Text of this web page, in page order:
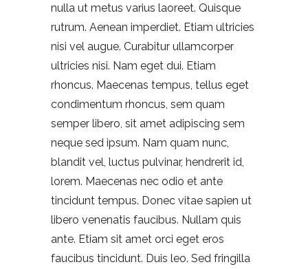
nulla ut metus varius laoreet. Quisque
rutrum. Aenean imperdiet. Etiam ultricies
nisi vel augue. Curabitur ullamcorper
ultricies nisi. Nam eget dui. Etiam
rhoncus. Maecenas tempus, tellus eget
condimentum rhoncus, sem quam
semper libero, sit amet adipiscing sem
neque sed ipsum. Nam quam nunc,
blandit vel, luctus pulvinar, hendrerit id,
lorem. Maecenas nec odio et ante
tincidunt tempus. Donec vitae sapien ut
libero venenatis faucibus. Nullam quis
ante. Etiam sit amet orci eget eros
faucibus tincidunt. Duis leo. Sed fringilla